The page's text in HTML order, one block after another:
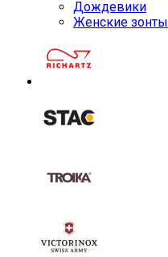
Дождевики
Женские зонты